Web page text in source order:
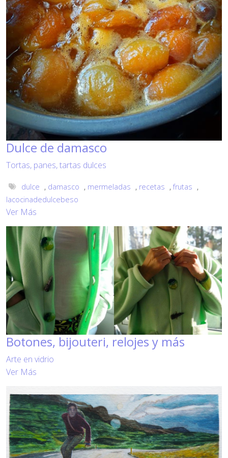
Dulce de damasco
Tortas, panes, tartas dulces
dulce , damasco , mermeladas , recetas , frutas ,
lacocinadedulcebeso
Ver Más
Botones, bijouteri, relojes y más
Arte en vidrio
Ver Más